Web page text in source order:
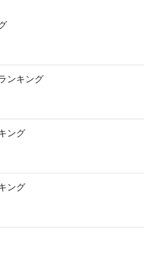
ンキング
ング
ング